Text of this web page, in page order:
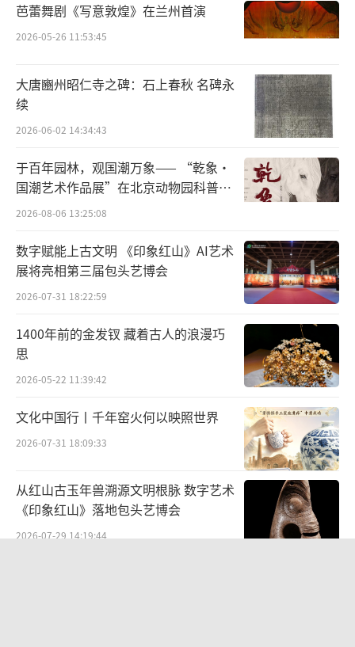
《礼记·祭义》记载：“日出于东，月出
和。”在古人看来，日月的正常运行是国泰民
安的保证。进入盛唐，国力强盛，文化交融，
形成了盛世唐人的浪漫精神，中秋赏月玩月亦
新的情节，月宫中除了寂寞的嫦娥、蟾蜍、玉
兔外，添了一位吴刚。月亮的高远清凉在唐人
绪。
中秋晚上，我国大部分地区还有烙“团
小饼子，饼内包糖、芝麻、桂花和蔬菜等，外
压月亮、桂树、兔子等图案。祭月之后，由家
中长者将饼按人数分切成块，每人一块，如有
人不在家即为其留下一份，表示合家团圆。
有专家认为，中秋在传统的四大节日中，
虽然成型最晚，但影响很大。部分原因是中秋
节俗有久远源头，更重要的是中秋节俗贴近了
民众生活和精神的需要。
芭蕾舞剧《写意敦煌》在兰州首演
2026-05-26 11:53:45
大唐豳州昭仁寺之碑：石上春秋 名碑永
续
2026-06-02 14:34:43
于百年园林，观国潮万象—— “乾象·
国潮艺术作品展”在北京动物园科普馆
机动展厅开展
2026-08-06 13:25:08
数字赋能上古文明 《印象红山》AI艺术
展将亮相第三届包头艺博会
2026-07-31 18:22:59
1400年前的金发钗 藏着古人的浪漫巧
思
2026-05-22 11:39:42
文化中国行丨千年窑火何以映照世界
2026-07-31 18:09:33
从红山古玉年兽溯源文明根脉 数字艺术
《印象红山》落地包头艺博会
2026-07-29 14:19:44